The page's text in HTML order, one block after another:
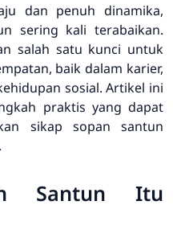
dan penuh dinamika,
sering kali terabaikan.
salah satu kunci untuk
baik dalam karier,
sosial. Artikel ini
praktis yang dapat
sikap sopan santun
Santun Itu